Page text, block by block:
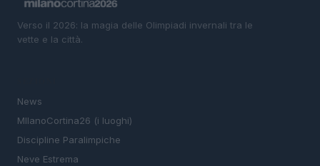
Verso il 2026: la magia delle Olimpiadi invernali tra le
vette e la città.
News
MIlanoCortina26 (i luoghi)
Discipline Paralimpiche
Neve Estrema